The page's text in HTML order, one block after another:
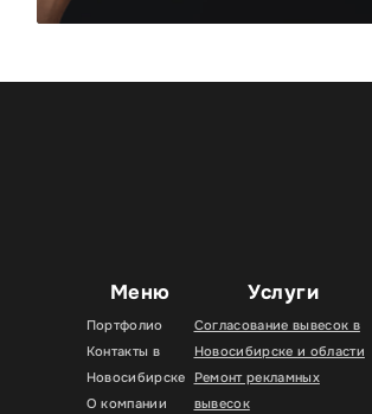
Меню
Портфолио
Контакты в
Новосибирске
О компании
Услуги
Согласование вывесок в
Новосибирске и области
Ремонт рекламных
вывесок